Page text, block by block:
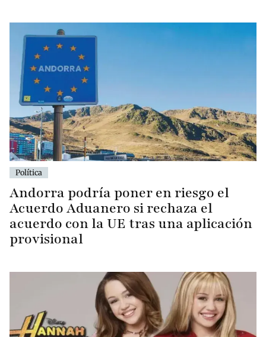
Política
Andorra podría poner en riesgo el
Acuerdo Aduanero si rechaza el
acuerdo con la UE tras una aplicación
provisional